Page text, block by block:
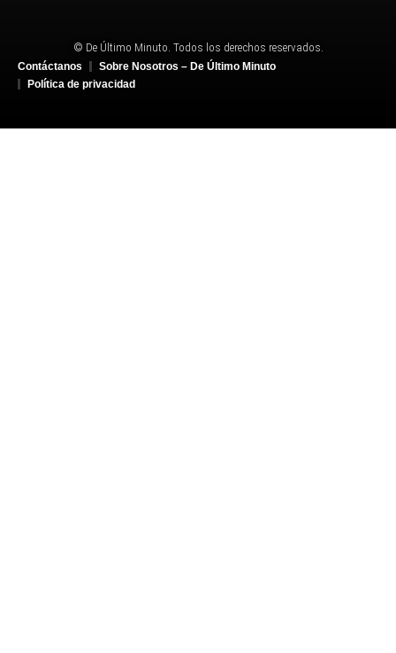
© De Último Minuto. Todos los derechos reservados.
Contáctanos
Sobre Nosotros – De Último Minuto
Política de privacidad